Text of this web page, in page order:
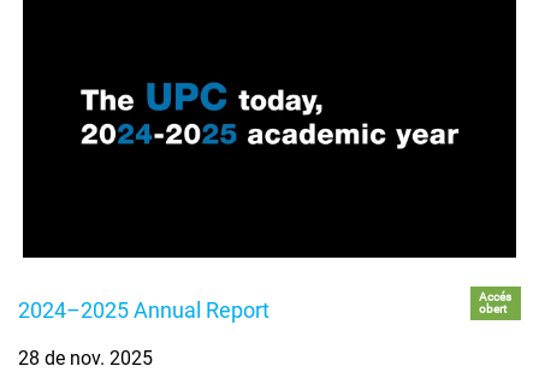
2024–2025 Annual Report
Accés
obert
28 de nov. 2025